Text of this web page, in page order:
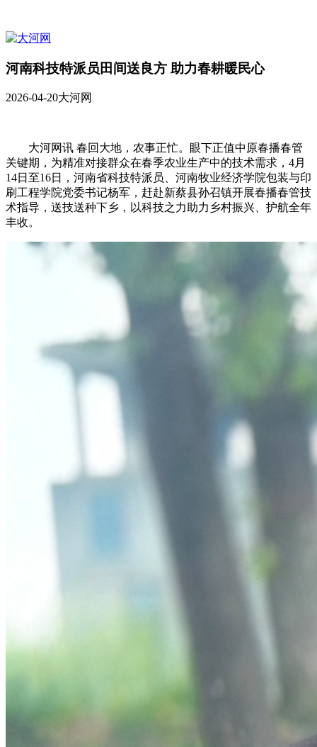
河南科技特派员田间送良方 助力春耕暖民心
2026-04-20大河网
大河网讯 春回大地，农事正忙。眼下正值中原春播春管
关键期，为精准对接群众在春季农业生产中的技术需求，4月
14日至16日，河南省科技特派员、河南牧业经济学院包装与印
刷工程学院党委书记杨军，赶赴新蔡县孙召镇开展春播春管技
术指导，送技送种下乡，以科技之力助力乡村振兴、护航全年
丰收。